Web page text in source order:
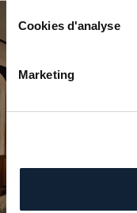
Cookies d'analyse
Marketing